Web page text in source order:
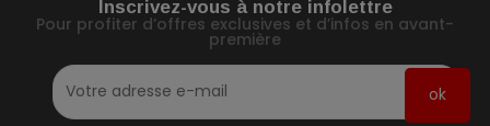
Inscrivez-vous à notre infolettre
Pour profiter d’offres exclusives et d’infos en avant-
première